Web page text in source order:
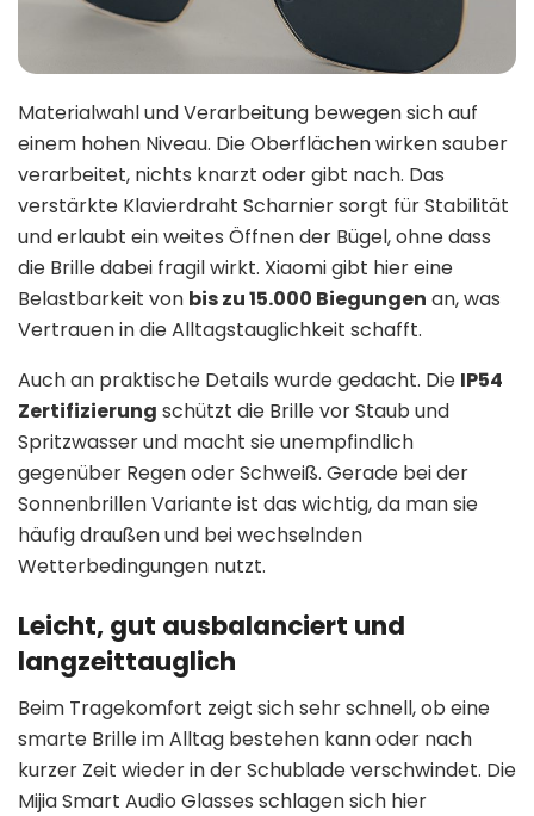
Materialwahl und Verarbeitung bewegen sich auf
einem hohen Niveau. Die Oberflächen wirken sauber
verarbeitet, nichts knarzt oder gibt nach. Das
verstärkte Klavierdraht Scharnier sorgt für Stabilität
und erlaubt ein weites Öffnen der Bügel, ohne dass
die Brille dabei fragil wirkt. Xiaomi gibt hier eine
Belastbarkeit von bis zu 15.000 Biegungen an, was
Vertrauen in die Alltagstauglichkeit schafft.
Auch an praktische Details wurde gedacht. Die IP54
Zertifizierung schützt die Brille vor Staub und
Spritzwasser und macht sie unempfindlich
gegenüber Regen oder Schweiß. Gerade bei der
Sonnenbrillen Variante ist das wichtig, da man sie
häufig draußen und bei wechselnden
Wetterbedingungen nutzt.
Leicht, gut ausbalanciert und
langzeittauglich
Beim Tragekomfort zeigt sich sehr schnell, ob eine
smarte Brille im Alltag bestehen kann oder nach
kurzer Zeit wieder in der Schublade verschwindet. Die
Mijia Smart Audio Glasses schlagen sich hier